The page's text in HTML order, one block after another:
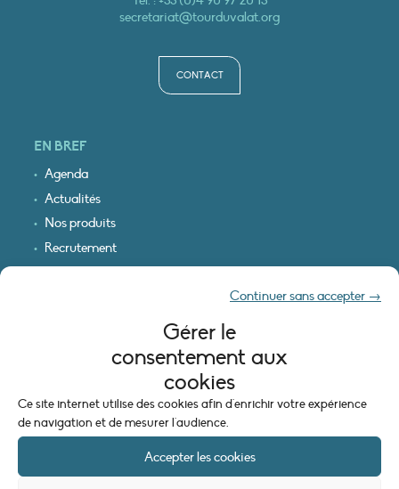
Gérer le
consentement aux
cookies
Ce site internet utilise des cookies afin d'enrichir votre expérience
de navigation et de mesurer l'audience.
Accepter les cookies
Continuer sans accepter →
secretariat@tourduvalat.org
CONTACT
EN BREF
Agenda
Actualités
Nos produits
Recrutement
INFORMATIONS LÉGALES
Mentions légales
Politique de cookies (UE)